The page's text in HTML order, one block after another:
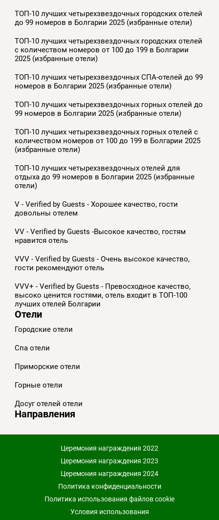
ТОП-10 лучших четырехзвездочных городских отелей
до 99 номеров в Болгарии 2025 (избранные отели)
ТОП-10 лучших четырехзвездочных городских отелей
с количеством номеров от 100 до 199 в Болгарии
2025 (избранные отели)
ТОП-10 лучших четырехзвездочных СПА-отелей до 99
номеров в Болгарии 2025 (избранные отели)
ТОП-10 лучших четырехзвездочных горных отелей до
99 номеров в Болгарии 2025 (избранные отели)
ТОП-10 лучших четырехзвездочных горных отелей с
количеством номеров от 100 до 199 в Болгарии 2025
(избранные отели)
ТОП-10 лучших четырехзвездочных отелей для
отдыха до 99 номеров в Болгарии 2025 (избранные
отели)
V - Verified by Guests - Хорошее качество, гости
довольны отелем
VV - Verified by Guests -Высокое качество, гостям
нравится отель
VVV - Verified by Guests - Очень высокое качество,
гости рекомендуют отель
VVV+ - Verified by Guests - Превосходное качество,
высоко ценится гостями, отель входит в ТОП-100
лучших отелей Болгарии
Отели
Городские отели
Спа отели
Приморскиe отели
Горные отели
Досуг отелей отели
Направления
Церемония награждения 2022
Церемония награждения 2023
Церемония награждения 2024
Политика конфиденциальности
Политика использования файлов cookie
Условия использования